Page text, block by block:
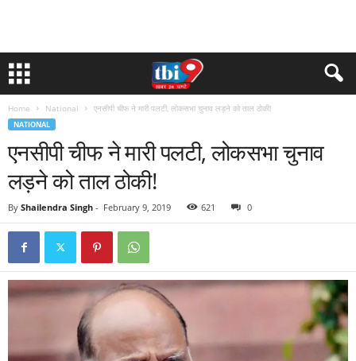
Home National एनसीपी चीफ ने मारी पलटी, लोकसभा चुनाव लड़ने को ताल ठोकी!
NATIONAL
एनसीपी चीफ ने मारी पलटी, लोकसभा चुनाव
लड़ने को ताल ठोकी!
By Shailendra Singh - February 9, 2019 621 0